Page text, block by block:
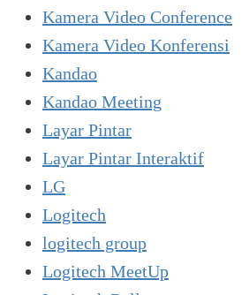
Kamera Video Conference
Kamera Video Konferensi
Kandao
Kandao Meeting
Layar Pintar
Layar Pintar Interaktif
LG
Logitech
logitech group
Logitech MeetUp